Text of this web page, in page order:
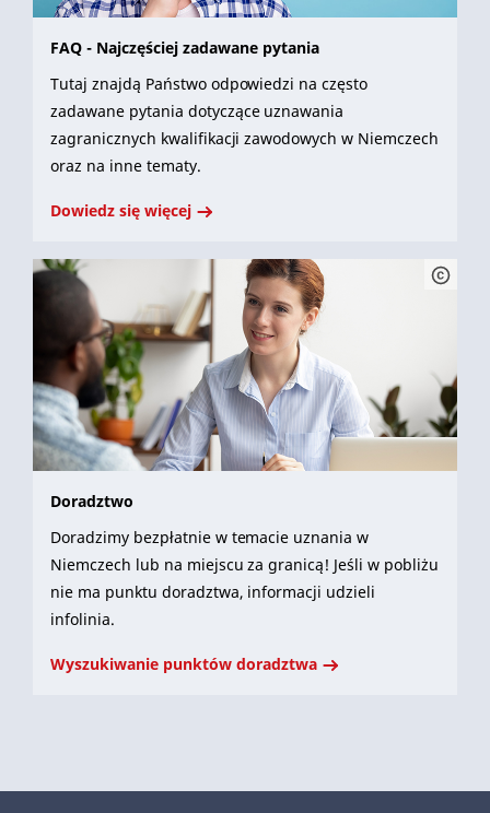
FAQ - Najczęściej zadawane pytania
Tutaj znajdą Państwo odpowiedzi na często
zadawane pytania dotyczące uznawania
zagranicznych kwalifikacji zawodowych w Niemczech
oraz na inne tematy.
Dowiedz się więcej
Doradztwo
Doradzimy bezpłatnie w temacie uznania w
Niemczech lub na miejscu za granicą! Jeśli w pobliżu
nie ma punktu doradztwa, informacji udzieli
infolinia.
Wyszukiwanie punktów doradztwa